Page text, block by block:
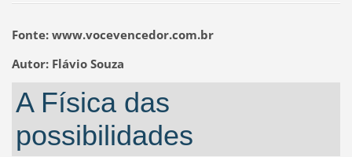
Fonte: www.vocevencedor.com.br
Autor: Flávio Souza
A Física das
possibilidades